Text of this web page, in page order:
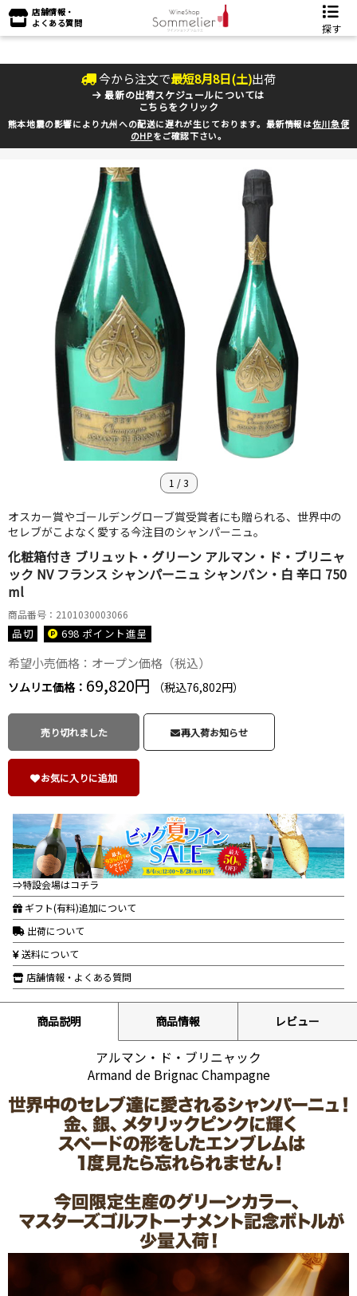
店舗情報・
よくある質問
探す
今から注文で最短8月8日(土)出荷
最新の出荷スケジュールについては
こちらをクリック
熊本地震の影響により九州への配送に遅れが生じております。最新情報は佐川急便
のHPをご確認下さい。
1 /3
オスカー賞やゴールデングローブ賞受賞者にも贈られる、世界中の
セレブがこよなく愛する今注目のシャンパーニュ。
化粧箱付き ブリュット・グリーン アルマン・ド・ブリニャ
ック NV フランス シャンパーニュ シャンパン・白 辛口 750
ml
商品番号：2101030003066
品切 698 ポイント進呈
希望小売価格：オープン価格（税込）
ソムリエ価格： 69,820円 （税込76,802円）
売り切れました 再入荷お知らせ
お気に入りに追加
⇒特設会場はコチラ
ギフト(有料)追加について
出荷について
送料について
店舗情報・よくある質問
商品説明 商品情報 レビュー
アルマン・ド・ブリニャック
Armand de Brignac Champagne